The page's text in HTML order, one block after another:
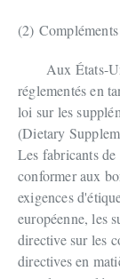
(2)
Aux États-
réglementés en
loi sur les
(Dietary
Les fabricants
conformer aux
exigences
européenne, les
directive sur les
directives en